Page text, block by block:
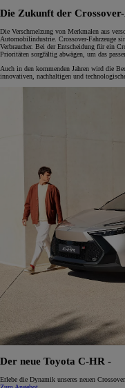
Die Zukunft der
Die Verschmelzung von Merkmalen aus
Automobilindustrie. Crossover-Fahrzeuge
Verbraucher. Bei der Entscheidung für ein
Prioritäten sorgfältig abwägen, um das
Auch in den kommenden Jahren wird die
innovativen, nachhaltigen und
Der neue Toyota C-HR -
Erlebe die Dynamik unseres neuen